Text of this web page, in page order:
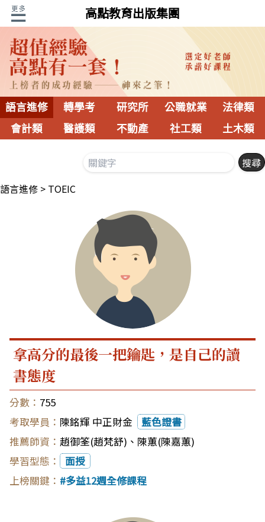
高點教育出版集團
語言進修 轉學考 研究所 公職就業
法律類
會計類
醫護類 不動產 社工類 土木類
語言進修 TOEIC
拿高分的最後一把鑰匙，是自己的讀
書態度
755
陳銘輝 中正財金
藍色證書
趙御筌(趙梵舒) 、 陳蕙(陳嘉蕙)
面授
多益12週全修課程